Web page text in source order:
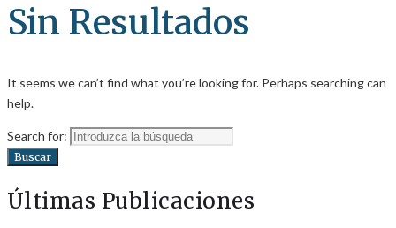
Sin Resultados
It seems we can’t find what you’re looking for. Perhaps searching can
help.
Search for:
Buscar
Últimas Publicaciones